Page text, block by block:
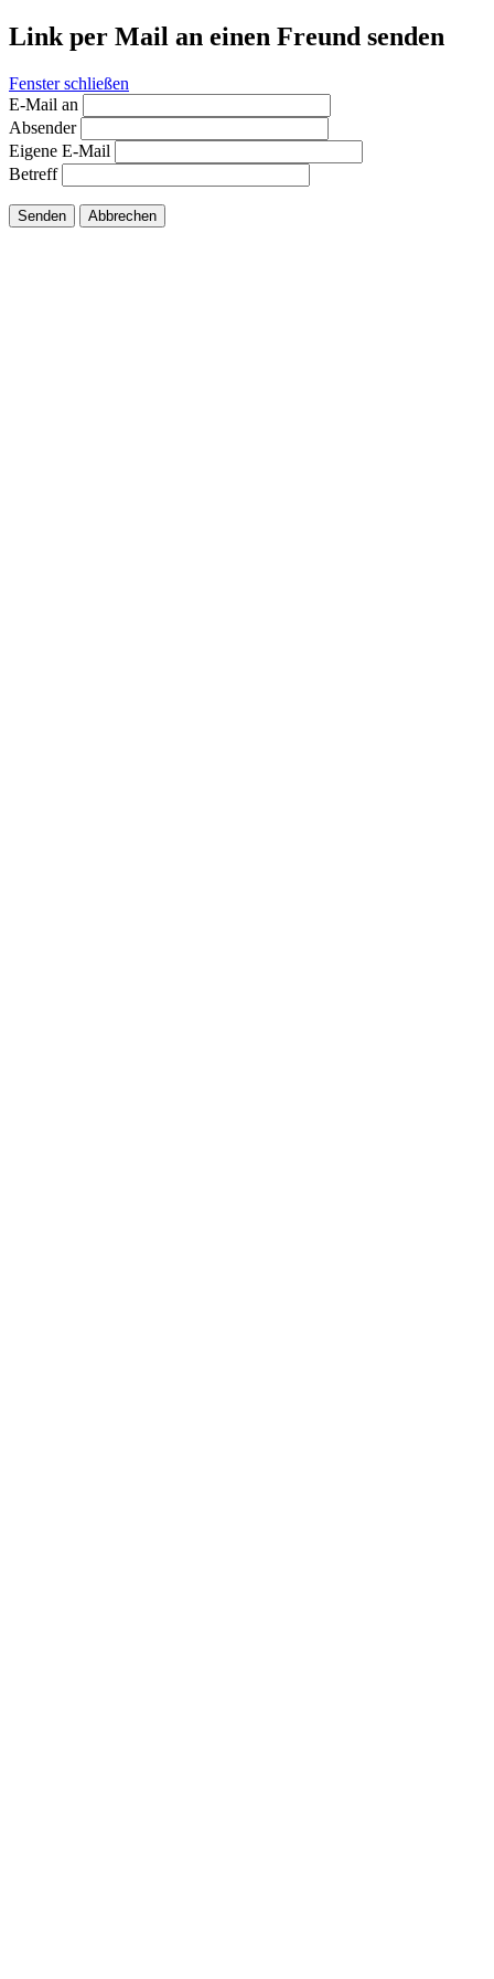
Link per Mail an einen Freund senden
Fenster schließen
E-Mail an
Absender
Eigene E-Mail
Betreff
Senden Abbrechen